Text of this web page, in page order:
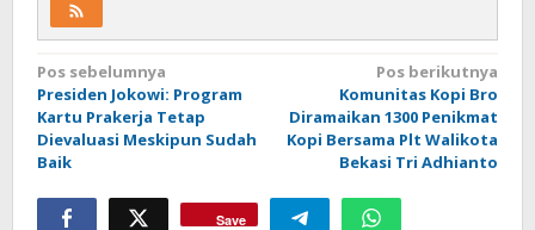
Navigasi
pos
Pos sebelumnya
Presiden Jokowi: Program
Kartu Prakerja Tetap
Dievaluasi Meskipun Sudah
Baik
Pos berikutnya
Komunitas Kopi Bro
Diramaikan 1300 Penikmat
Kopi Bersama Plt Walikota
Bekasi Tri Adhianto
Save